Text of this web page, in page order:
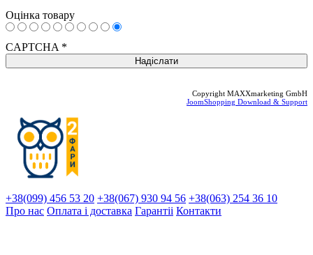
Оцінка товару
CAPTCHA *
Copyright MAXXmarketing GmbH
JoomShopping Download & Support
+38(099) 456 53 20 +38(067) 930 94 56 +38(063) 254 36 10
Про нас Оплата і доставка Гарантіi Контакти